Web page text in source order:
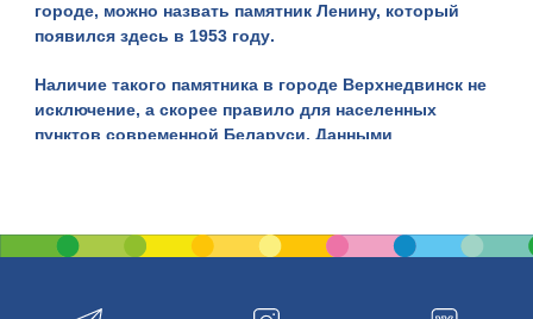
городе, можно назвать памятник Ленину, который
появился здесь в 1953 году.
Наличие такого памятника в городе Верхнедвинск не
исключение, а скорее правило для населенных
пунктов современной Беларуси. Данными
городов страны, а также ряд предприятий, на чьих
территориях размещаются подобные монументы.
Ленин, чье настоящее имяВладимир Ульянов